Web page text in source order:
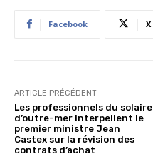
Facebook X
ARTICLE PRÉCÉDENT
Les professionnels du solaire
d’outre-mer interpellent le
premier ministre Jean
Castex sur la révision des
contrats d’achat